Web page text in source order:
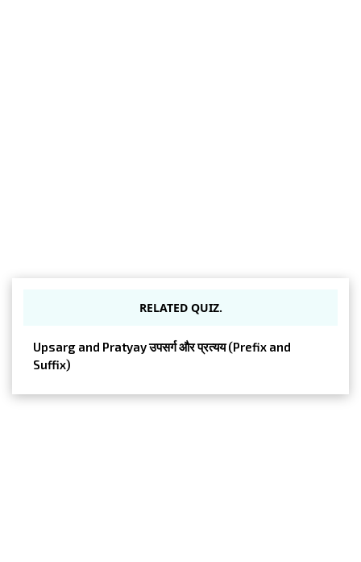
RELATED QUIZ.
Upsarg and Pratyay उपसर्ग और प्रत्यय (Prefix and
Suffix)